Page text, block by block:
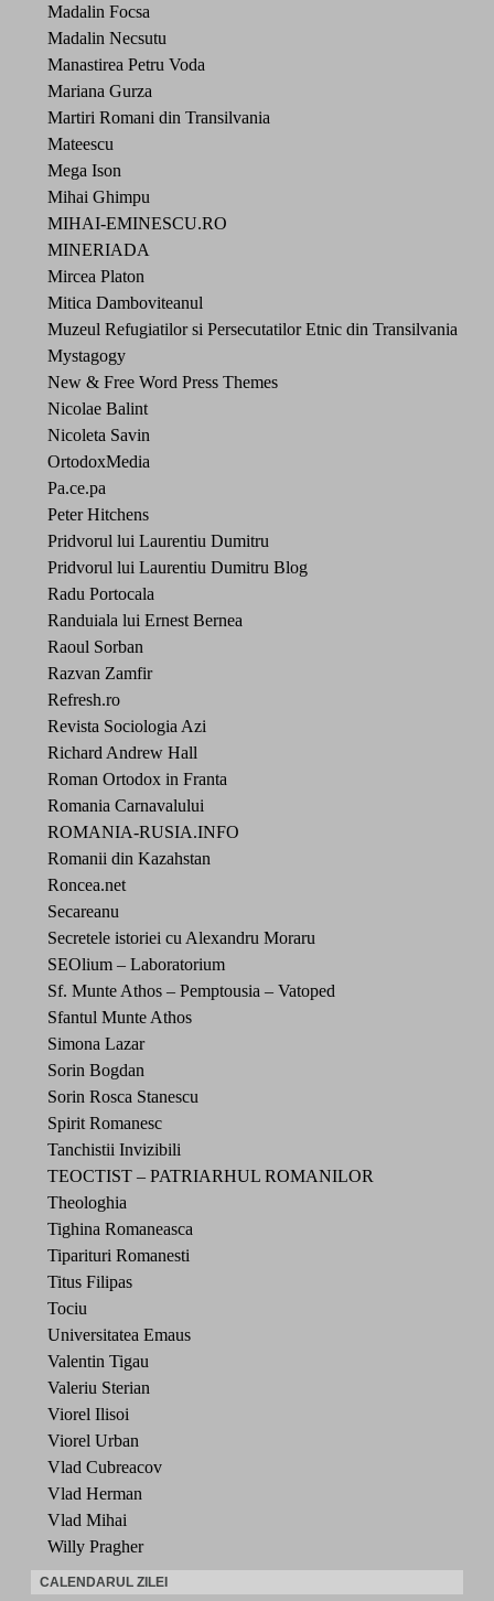
Madalin Focsa
Madalin Necsutu
Manastirea Petru Voda
Mariana Gurza
Martiri Romani din Transilvania
Mateescu
Mega Ison
Mihai Ghimpu
MIHAI-EMINESCU.RO
MINERIADA
Mircea Platon
Mitica Damboviteanul
Muzeul Refugiatilor si Persecutatilor Etnic din Transilvania
Mystagogy
New & Free Word Press Themes
Nicolae Balint
Nicoleta Savin
OrtodoxMedia
Pa.ce.pa
Peter Hitchens
Pridvorul lui Laurentiu Dumitru
Pridvorul lui Laurentiu Dumitru Blog
Radu Portocala
Randuiala lui Ernest Bernea
Raoul Sorban
Razvan Zamfir
Refresh.ro
Revista Sociologia Azi
Richard Andrew Hall
Roman Ortodox in Franta
Romania Carnavalului
ROMANIA-RUSIA.INFO
Romanii din Kazahstan
Roncea.net
Secareanu
Secretele istoriei cu Alexandru Moraru
SEOlium – Laboratorium
Sf. Munte Athos – Pemptousia – Vatoped
Sfantul Munte Athos
Simona Lazar
Sorin Bogdan
Sorin Rosca Stanescu
Spirit Romanesc
Tanchistii Invizibili
TEOCTIST – PATRIARHUL ROMANILOR
Theologhia
Tighina Romaneasca
Tiparituri Romanesti
Titus Filipas
Tociu
Universitatea Emaus
Valentin Tigau
Valeriu Sterian
Viorel Ilisoi
Viorel Urban
Vlad Cubreacov
Vlad Herman
Vlad Mihai
Willy Pragher
CALENDARUL ZILEI